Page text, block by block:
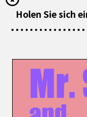
Holen Sie sich